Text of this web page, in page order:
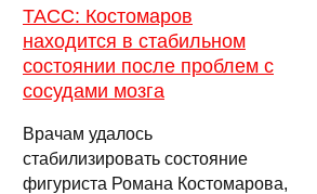
ТАСС: Костомаров
находится в стабильном
состоянии после проблем с
сосудами мозга
Врачам удалось
стабилизировать состояние
фигуриста Романа Костомарова,